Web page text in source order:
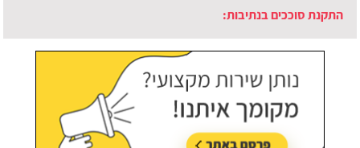
התקנת סוככים בנתיבות:
עודכן לאחרונה:30/07/2026, בשעה 12:48